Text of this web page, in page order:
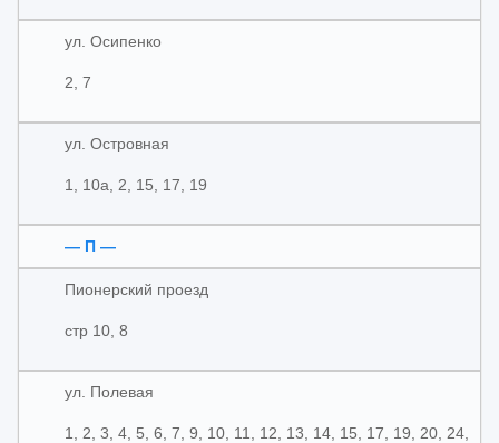
ул. Осипенко
2, 7
ул. Островная
1, 10а, 2, 15, 17, 19
— П —
Пионерский проезд
стр 10, 8
ул. Полевая
1, 2, 3, 4, 5, 6, 7, 9, 10, 11, 12, 13, 14, 15, 17, 19, 20, 24,